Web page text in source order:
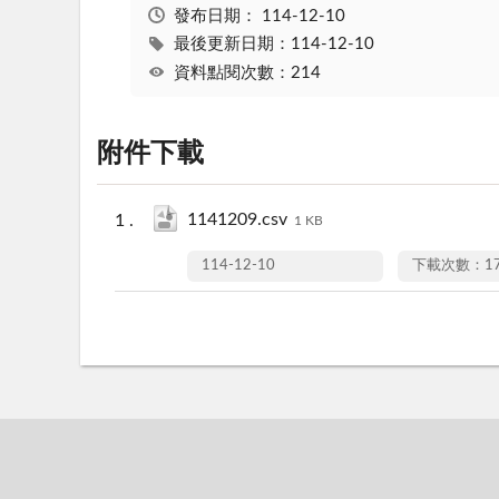
發布日期： 114-12-10
最後更新日期：114-12-10
資料點閱次數：214
附件下載
1141209.csv 1 KB
114-12-10 下載次數：